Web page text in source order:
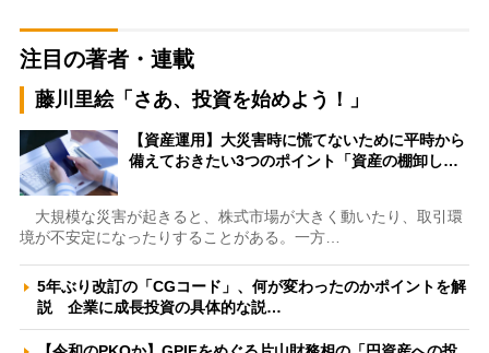
注目の著者・連載
藤川里絵「さあ、投資を始めよう！」
【資産運用】大災害時に慌てないために平時から
備えておきたい3つのポイント「資産の棚卸し…
大規模な災害が起きると、株式市場が大きく動いたり、取引環
境が不安定になったりすることがある。一方…
5年ぶり改訂の「CGコード」、何が変わったのかポイントを解
説 企業に成長投資の具体的な説…